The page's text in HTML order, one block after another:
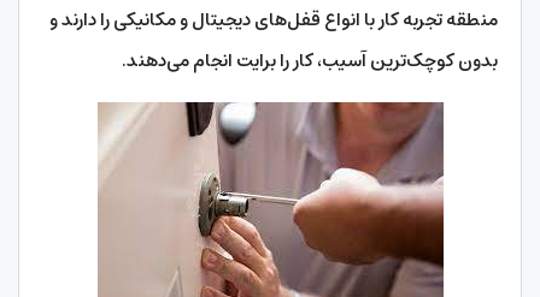
منطقه تجربه کار با انواع قفل‌های دیجیتال و مکانیکی را دارند و
بدون کوچک‌ترین آسیب، کار را برایت انجام می‌دهند.